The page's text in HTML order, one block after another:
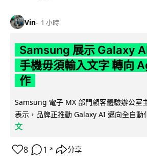
Vin 1 小時
Samsung 展示 Galaxy
手機毋須輸入文字 轉向
作
Samsung 電子 MX 部門顧客體驗辦公室
表示，品牌正推動 Galaxy AI 邁向全自動
文
8 1 ↗ 分享